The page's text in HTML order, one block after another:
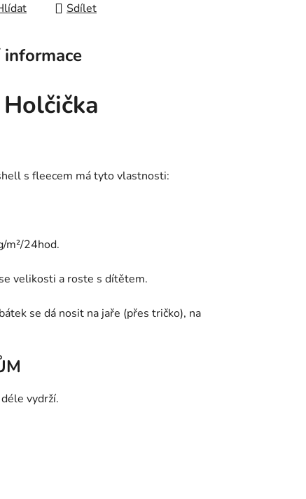
Sdílet
s fleecem má tyto vlastnosti:
m²/24hod.
velikosti a roste s dítětem.
se dá nosit na jaře (přes tričko), na
vydrží.